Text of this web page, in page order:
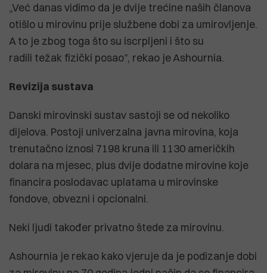
„Već danas vidimo da je dvije trećine naših članova
otišlo u mirovinu prije službene dobi za umirovljenje.
A to je zbog toga što su iscrpljeni i što su
radili težak fizički posao”, rekao je Ashournia.
Revizija sustava
Danski mirovinski sustav sastoji se od nekoliko
dijelova. Postoji univerzalna javna mirovina, koja
trenutačno iznosi 7198 kruna ili 1130 američkih
dolara na mjesec, plus dvije dodatne mirovine koje
financira poslodavac uplatama u mirovinske
fondove, obvezni i opcionalni.
Neki ljudi također privatno štede za mirovinu.
Ashournia je rekao kako vjeruje da je podizanje dobi